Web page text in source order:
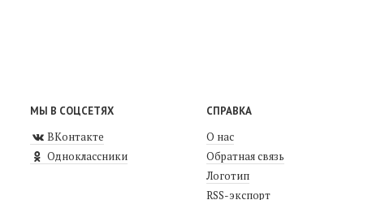
МЫ В СОЦСЕТЯХ
ВКонтакте
Одноклассники
СПРАВКА
О нас
Обратная связь
Логотип
RSS-экспорт